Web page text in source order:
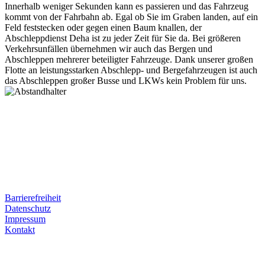
Innerhalb weniger Sekunden kann es passieren und das Fahrzeug
kommt von der Fahrbahn ab. Egal ob Sie im Graben landen, auf ein
Feld feststecken oder gegen einen Baum knallen, der
Abschleppdienst Deha ist zu jeder Zeit für Sie da. Bei größeren
Verkehrsunfällen übernehmen wir auch das Bergen und
Abschleppen mehrerer beteiligter Fahrzeuge. Dank unserer großen
Flotte an leistungsstarken Abschlepp- und Bergefahrzeugen ist auch
das Abschleppen großer Busse und LKWs kein Problem für uns.
Barrierefreiheit
Datenschutz
Impressum
Kontakt